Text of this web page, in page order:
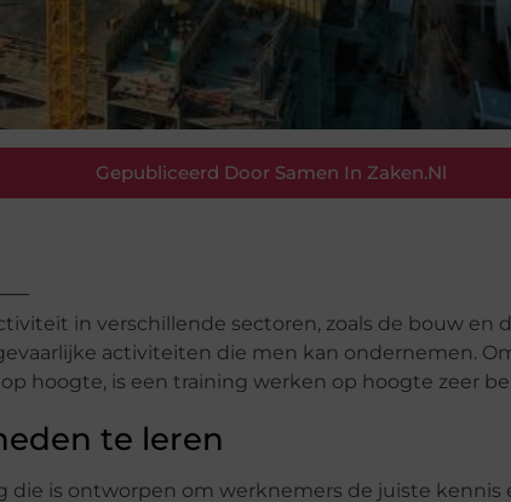
Gepubliceerd Door Samen In Zaken.nl
in verschillende sectoren, zoals de bouw en
activiteiten die men kan ondernemen.
hoogte, is een training werken op hoogte zeer
te leren
is ontworpen om werknemers de juiste kennis